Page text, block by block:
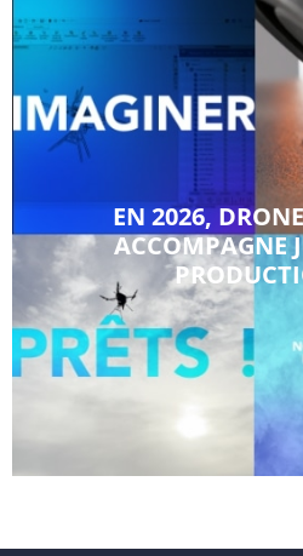
EN 2026,
ACCOMPAGNE